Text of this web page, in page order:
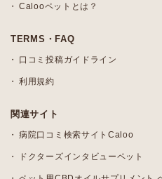
Calooペットとは？
TERMS・FAQ
口コミ投稿ガイドライン
利用規約
関連サイト
病院口コミ検索サイトCaloo
ドクターズインタビューペット